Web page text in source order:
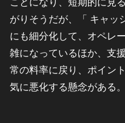
がりそうだが、「 キャッ
にも細分化して、オペレ
雑になっているほか、支
常の料率に戻り、ポイン
気に悪化する懸念がある。